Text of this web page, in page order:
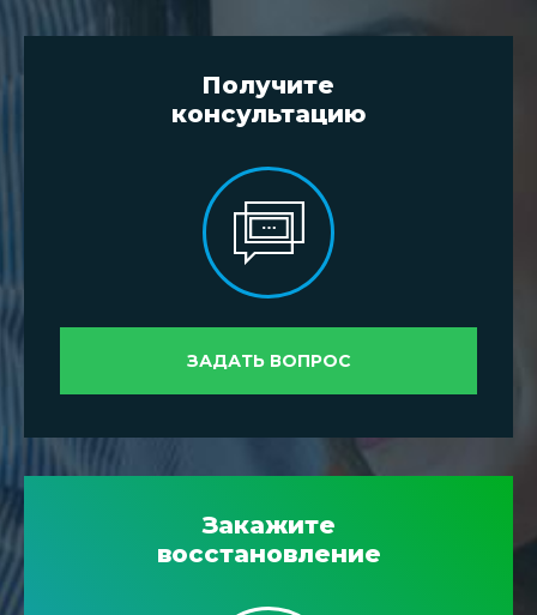
Получите
консультацию
ЗАДАТЬ ВОПРОС
Закажите
восстановление